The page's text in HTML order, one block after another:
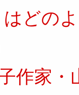
どの
作家・